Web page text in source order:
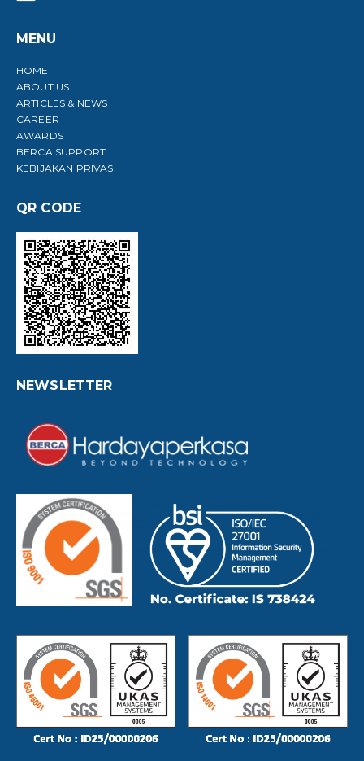
MENU
HOME
ABOUT US
ARTICLES & NEWS
CAREER
AWARDS
BERCA SUPPORT
KEBIJAKAN PRIVASI
QR CODE
NEWSLETTER